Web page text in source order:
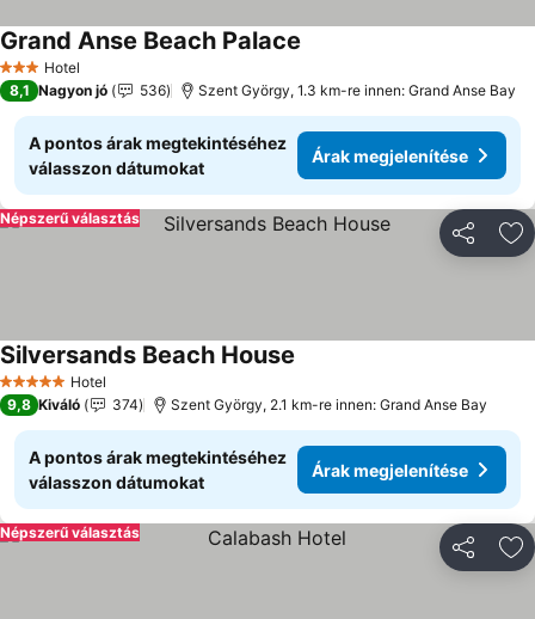
3 Kategória
Hotel
Grand Anse Beach Palace
8,1 Nagyon jó 536 Szent György, 1.3 km-re innen: Grand Anse Bay
A pontos árak megtekintéséhez
válasszon dátumokat
Árak megjelenítése
Népszerű választás
5 KategóriaHotel
Silversands Beach House
9,8 Kiváló 374 Szent György, 2.1 km-re innen: Grand Anse Bay
A pontos árak megtekintéséhez
válasszon dátumokat
Árak megjelenítése
Népszerű választás